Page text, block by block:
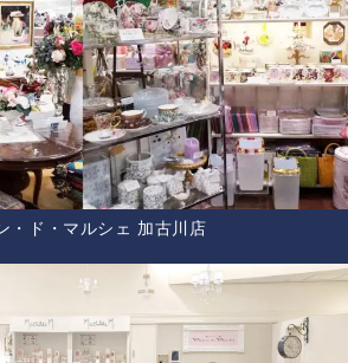
・ド・マルシェ 加古川店